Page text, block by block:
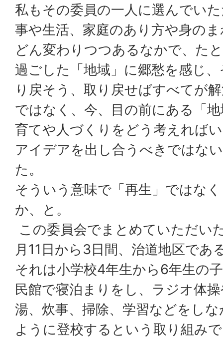
私もその委員の一人に選んでい
事や生活、家庭のあり方や身の
どん変わりつつあるなかで、た
過ごした「地域」に郷愁を感じ
り戻そう、取り戻せばすべてが
ではなく、今、目の前にある「
育てや人づくりをどう考えれば
アイデアを出し合うべきではな
た。
そういう意味で「再生」ではな
か、と。
この委員会でまとめていただい
月11日から3日間、治道地区であ
それは小学校4年生から6年生の
民館で寝泊まりをし、ラジオ体
湯、炊事、掃除、学習などをし
ように登校するという取り組み